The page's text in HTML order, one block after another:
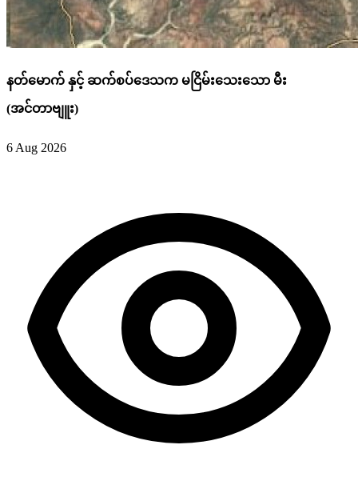
နတ်မောက် နှင့် ဆက်စပ်ဒေသက မငြိမ်းသေးသော မီး
(အင်တာဗျူး)
6 Aug 2026